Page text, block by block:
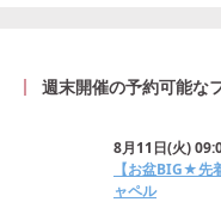
週末開催の予約可能な
8月11日(火)
【お盆BIG★先
ャペル